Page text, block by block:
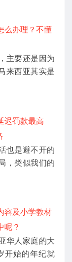
么办理？不懂
主要还是因为
来西亚其实是
迟罚款最高
也是避不开的
，类似我们的
容及小学教材
呢？
华人家庭的大
开始的年纪就